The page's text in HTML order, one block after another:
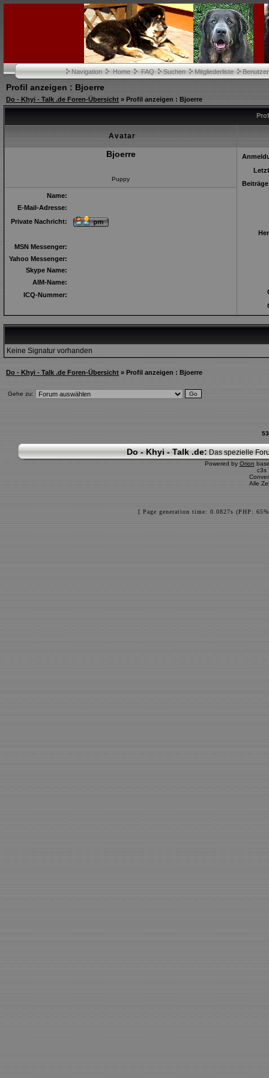
Navigation Home FAQ Suchen Mitgliederliste
Profil anzeigen : Bjoerre
Do - Khyi - Talk .de Foren-Übersicht » Profil anzeigen : Bjoerre
Avatar
Bjoerre
Puppy
Name:
E-Mail-Adresse:
Private Nachricht:
MSN Messenger:
Yahoo Messenger:
Skype Name:
AIM-Name:
ICQ-Nummer:
Keine Signatur vorhanden
Do - Khyi - Talk .de Foren-Übersicht » Profil anzeigen : Bjoerre
Gehe zu:
Do - Khyi - Talk .de: Das spezielle
Powered by Orion
c3s
Alle
[ Page generation time: 0.0827s (PHP: